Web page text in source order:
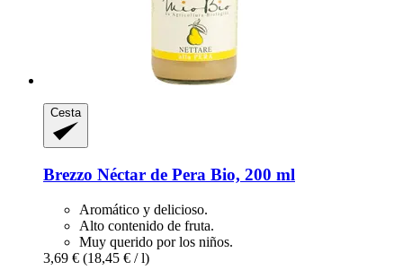
Cesta
Brezzo Néctar de Pera Bio, 200 ml
Aromático y delicioso.
Alto contenido de fruta.
Muy querido por los niños.
3,69 € (18,45 € / l)